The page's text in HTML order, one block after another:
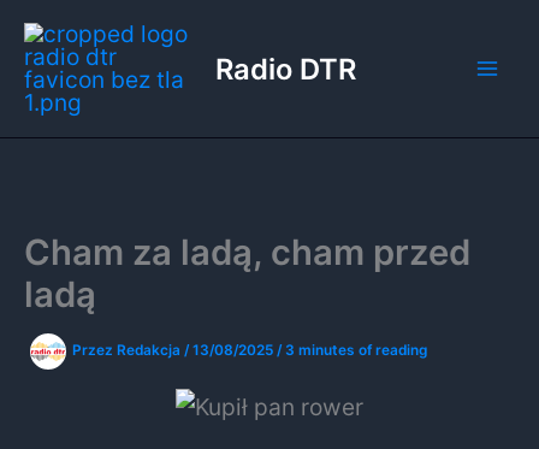
Przejdź
do
treści
Radio DTR
Cham za ladą, cham przed
ladą
Przez Redakcja /13/08/2025 / 3 minutes of reading